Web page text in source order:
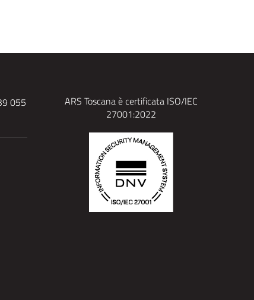
055
ARS Toscana è certificata ISO/IEC
27001:2022